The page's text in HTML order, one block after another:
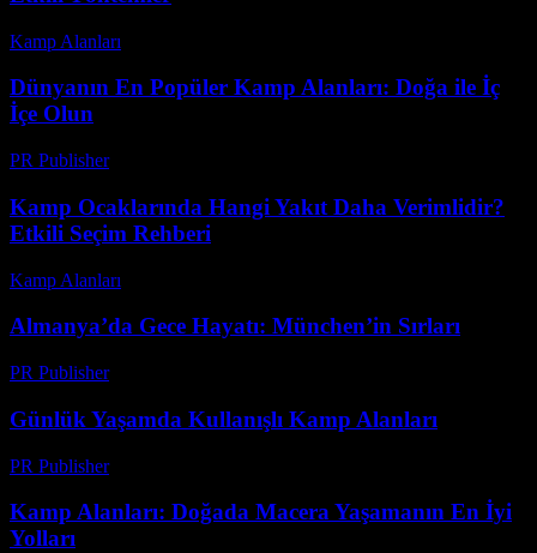
Kamp Alanları
Dünyanın En Popüler Kamp Alanları: Doğa ile İç
İçe Olun
PR Publisher-
Kamp Ocaklarında Hangi Yakıt Daha Verimlidir?
Etkili Seçim Rehberi
Kamp Alanları
Almanya’da Gece Hayatı: München’in Sırları
PR Publisher-
Günlük Yaşamda Kullanışlı Kamp Alanları
PR Publisher-
Kamp Alanları: Doğada Macera Yaşamanın En İyi
Yolları